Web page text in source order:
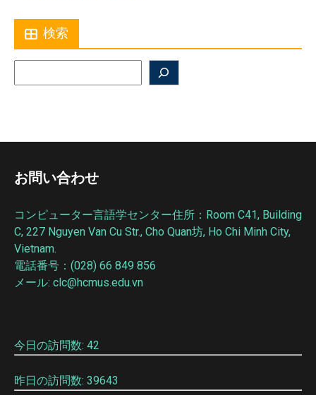
検索
お問い合わせ
コンピューター言語学センター住所：Room C41, Building
C, 227 Nguyen Van Cu Str., Cho Quan坊, Ho Chi Minh City,
Vietnam.
電話番号：(028) 66 849 856
メール: clc@hcmus.edu.vn
今日の訪問数: 42
昨日の訪問数: 39643